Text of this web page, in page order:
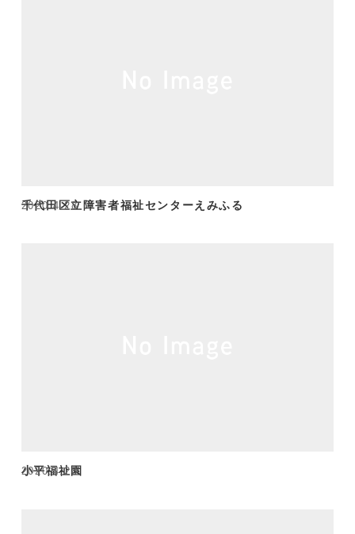
2020.4.28
千代田区立障害者福祉センターえみふる
2020.4.28
小平福祉園